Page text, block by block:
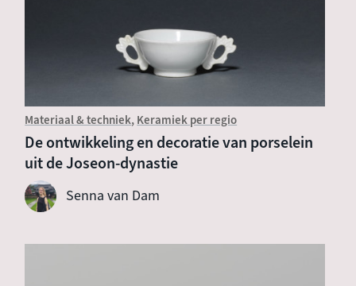
Materiaal & techniek Keramiek per regio
De ontwikkeling en decoratie van porselein
uit de Joseon-dynastie
Senna van Dam